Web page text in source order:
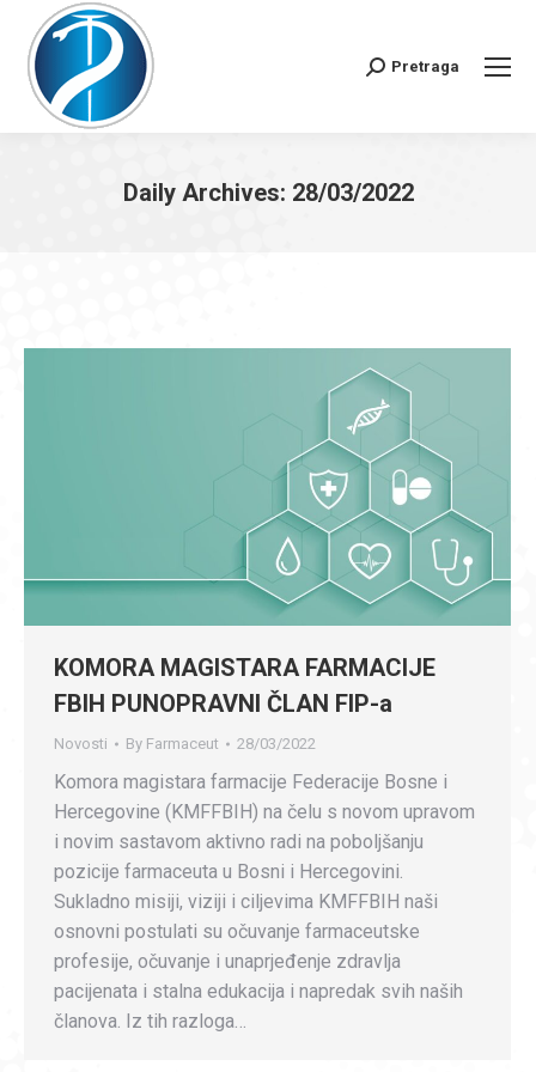
Search:
Pretraga
Daily Archives: 28/03/2022
KOMORA MAGISTARA FARMACIJE
FBIH PUNOPRAVNI ČLAN FIP-a
Novosti By Farmaceut 28/03/2022
Komora magistara farmacije Federacije Bosne i
Hercegovine (KMFFBIH) na čelu s novom upravom
i novim sastavom aktivno radi na poboljšanju
pozicije farmaceuta u Bosni i Hercegovini.
Sukladno misiji, viziji i ciljevima KMFFBIH naši
osnovni postulati su očuvanje farmaceutske
profesije, očuvanje i unaprjeđenje zdravlja
pacijenata i stalna edukacija i napredak svih naših
članova. Iz tih razloga…